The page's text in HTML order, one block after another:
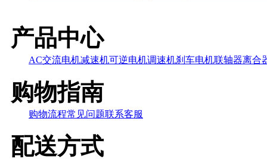
产品中心
AC交流电机减速机可逆电机调速机刹车电机联轴器离合
购物指南
购物流程常见问题联系客服
配送方式